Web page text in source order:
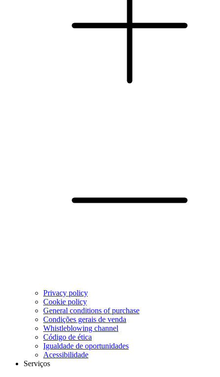
Privacy policy
Cookie policy
General conditions of purchase
Condições gerais de venda
Whistleblowing channel
Código de ética
Igualdade de oportunidades
Acessibilidade
Serviços